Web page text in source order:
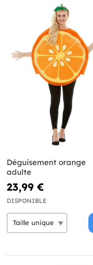
Déguisement orange
adulte
23,99 €
DISPONIBLE